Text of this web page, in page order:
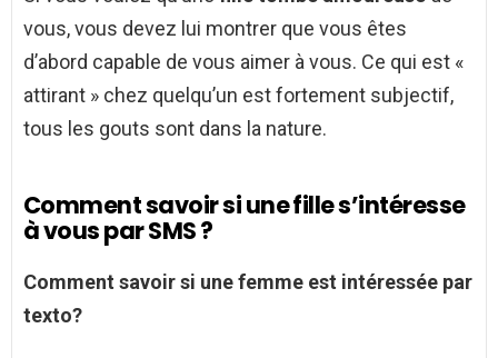
vous, vous devez lui montrer que vous êtes
d’abord capable de vous aimer à vous. Ce qui est «
attirant » chez quelqu’un est fortement subjectif,
tous les gouts sont dans la nature.
Comment savoir si une fille s’intéresse
à vous par SMS ?
Comment savoir si une femme est intéressée par
texto?